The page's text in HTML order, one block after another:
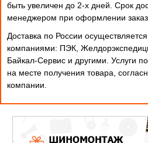
быть увеличен до 2-х дней. Cрок
менеджером при оформлении
Доставка по России
компаниями: ПЭК,
Байкал-Сервис и другими. Услуги
на месте получения товара,
компании.